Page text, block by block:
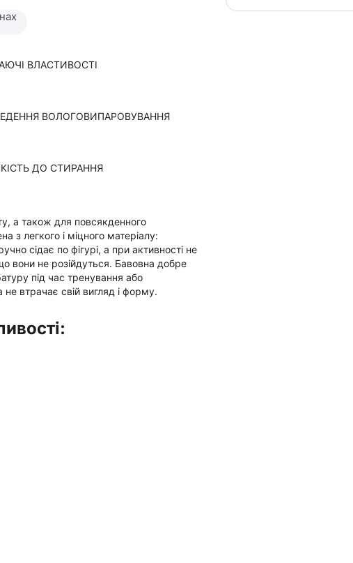
ВЛАСТИВОСТІ
ВОЛОГОВИПАРОВУВАННЯ
ДО СТИРАННЯ
а також для повсякденного
з легкого і міцного матеріалу:
сідає по фігурі, а при активності не
вони не розійдуться. Бавовна добре
під час тренування або
втрачає свій вигляд і форму.